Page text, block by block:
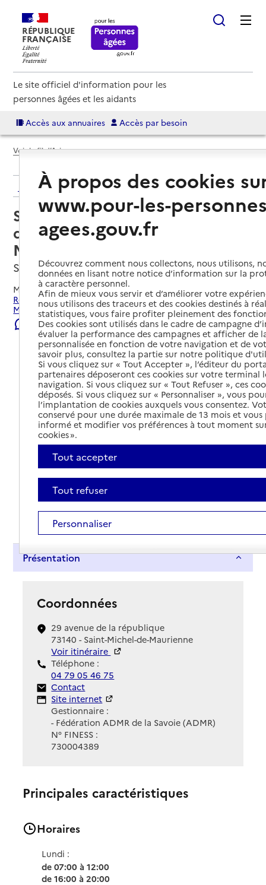
RÉPUBLIQUE
FRANÇAISE
Le site officiel d'information pour les
personnes âgées et les aidants
Accès aux annuaires Accès par besoin
Voir le fil d’Ariane
Retour aux résultats de l'annuaire
Service de soins infirmiers à
domicile – SSIAD ADMR
Maurienne-Galibier
Saint-Michel-de-Maurienne, SAVOIE
Mis à jour le07/08/2026
Rechercher les établissements et services autour de Saint-
Michel-de-Maurienne.
Signaler une erreur
Tout déplier
Présentation
Coordonnées
29 avenue de la république
73140 - Saint-Michel-de-Maurienne
Voir itinéraire
Téléphone :
04 79 05 46 75
Contact
Contact
Site Internet
Site internet
Gestionnaire :
- Fédération ADMR de la Savoie (ADMR)
N° FINESS :
730004389
Principales caractéristiques
Horaires
Lundi :
de 07:00 à 12:00
de 16:00 à 20:00
À propos des cookies
www.pour-les-
agees.gouv.fr
Découvrez comment nous collectons, nous utilisons,
données en lisant notre notice d’information sur la
à caractère personnel.
Afin de mieux vous servir et d’améliorer votre
nous utilisons des traceurs et des cookies destinés à
statistiques, vous faire profiter pleinement des
Des cookies sont utilisés dans le cadre de campagne
évaluer la performance des campagnes et afficher de
personnalisée en fonction de votre navigation et de
savoir plus, consultez la partie sur notre politique
Si vous cliquez sur « Tout Accepter », l’éditeur du
partenaires déposeront ces cookies sur votre terminal
navigation. Si vous cliquez sur « Tout Refuser », ces
déposés. Si vous cliquez sur « Personnaliser », vous
l’implantation de cookies auxquels vous consentez.
conservé pour une durée maximale de 13 mois et
informé et modifier vos préférences à tout moment
cookies ».
Tout accepter
Tout refuser
Personnaliser